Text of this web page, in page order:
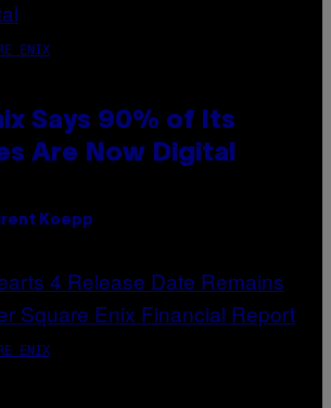
ENIX
Says 90% of Its
Are Now Digital
Koepp
ENIX